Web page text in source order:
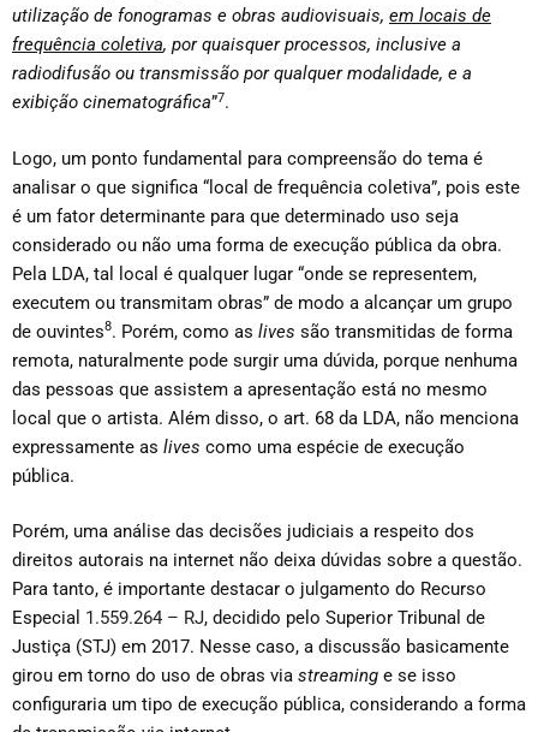
utilização de fonogramas e obras audiovisuais, em locais de
frequência coletiva, por quaisquer processos, inclusive a
radiodifusão ou transmissão por qualquer modalidade, e a
exibição cinematográfica”7.
Logo, um ponto fundamental para compreensão do tema é
analisar o que significa “local de frequência coletiva”, pois este
é um fator determinante para que determinado uso seja
considerado ou não uma forma de execução pública da obra.
Pela LDA, tal local é qualquer lugar “onde se representem,
executem ou transmitam obras” de modo a alcançar um grupo
de ouvintes8. Porém, como as lives são transmitidas de forma
remota, naturalmente pode surgir uma dúvida, porque nenhuma
das pessoas que assistem a apresentação está no mesmo
local que o artista. Além disso, o art. 68 da LDA, não menciona
expressamente as lives como uma espécie de execução
pública.
Porém, uma análise das decisões judiciais a respeito dos
direitos autorais na internet não deixa dúvidas sobre a questão.
Para tanto, é importante destacar o julgamento do Recurso
Especial 1.559.264 – RJ, decidido pelo Superior Tribunal de
Justiça (STJ) em 2017. Nesse caso, a discussão basicamente
girou em torno do uso de obras via streaming e se isso
configuraria um tipo de execução pública, considerando a forma